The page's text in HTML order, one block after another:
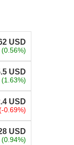
USD
(0.56%)
USD
(1.63%)
USD
0.69%)
USD
(0.94%)